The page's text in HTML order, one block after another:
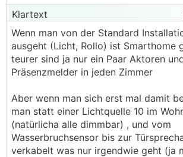
Klartext
Wenn man von der Standard
ausgeht (Licht, Rollo) ist Smarthome
teurer sind ja nur ein Paar Aktoren
Präsenzmelder in jeden Zimmer
Aber wenn man sich erst mal damit
man statt einer Lichtquelle 10 im
(natürlicha alle dimmbar) , und vom
Wasserbruchsensor bis zur
verkabelt was nur irgendwie geht (ja